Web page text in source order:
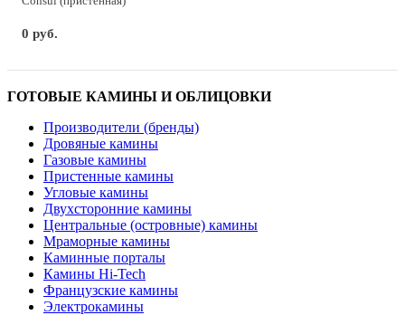
0 руб.
ГОТОВЫЕ КАМИНЫ И ОБЛИЦОВКИ
Производители (бренды)
Дровяные камины
Газовые камины
Пристенные камины
Угловые камины
Двухсторонние камины
Центральные (островные) камины
Мраморные камины
Каминные порталы
Камины Hi-Tech
Французские камины
Электрокамины